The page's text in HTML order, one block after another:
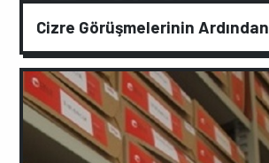
Cizre Görüşmelerinin Ardından